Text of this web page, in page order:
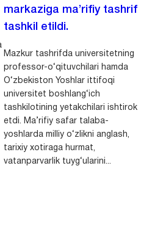
markaziga ma’rifiy tashrif
tashkil etildi.
Mazkur tashrifda universitetning
professor-o‘qituvchilari hamda
O‘zbekiston Yoshlar ittifoqi
universitet boshlang‘ich
tashkilotining yetakchilari ishtirok
etdi. Ma’rifiy safar talaba-
yoshlarda milliy o‘zlikni anglash,
tarixiy xotiraga hurmat,
vatanparvarlik tuyg‘ularini...